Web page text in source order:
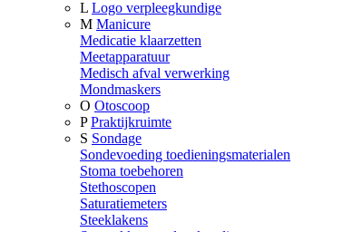
L Logo verpleegkundige
M Manicure
Medicatie klaarzetten
Meetapparatuur
Medisch afval verwerking
Mondmaskers
O Otoscoop
P Praktijkruimte
S Sondage
Sondevoeding toedieningsmaterialen
Stoma toebehoren
Stethoscopen
Saturatiemeters
Steeklakens